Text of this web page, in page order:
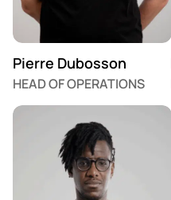
Pierre Dubosson
HEAD OF OPERATIONS